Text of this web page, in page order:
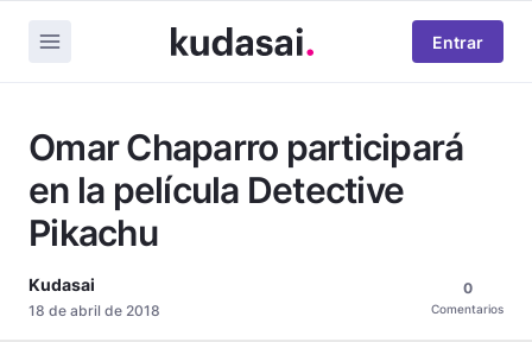
Entrar
Omar Chaparro participará
en la película Detective
Pikachu
Kudasai
18 de abril de 2018
0
Comentarios